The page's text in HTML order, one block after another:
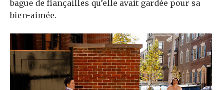
bague de fiançailles qu’elle avait gardée pour sa
bien-aimée.